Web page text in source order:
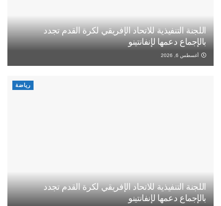
اللجنة التنفيذية للاتحاد الإفريقي لكرة القدم تجدد
بالإجماع دعمها لإنفانتينو
أغسطس 6, 2026
رياضة
اللجنة التنفيذية للاتحاد الإفريقي لكرة القدم تجدد
بالإجماع دعمها لإنفانتينو